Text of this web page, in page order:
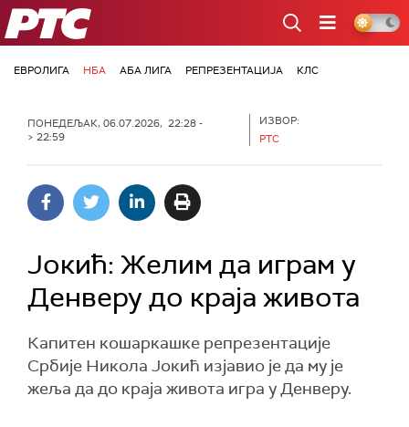
РТС
ЕВРОЛИГА НБА АБА ЛИГА РЕПРЕЗЕНТАЦИЈА КЛС
ПОНЕДЕЉАК, 06.07.2026, 22:28 -
> 22:59
ИЗВОР:
РТС
Јокић: Желим да играм у
Денверу до краја живота
Капитен кошаркашке репрезентације
Србије Никола Јокић изјавио је да му је
жеља да до краја живота игра у Денверу.